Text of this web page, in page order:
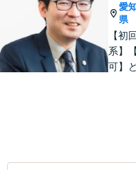
愛
県
【初
系】
可】